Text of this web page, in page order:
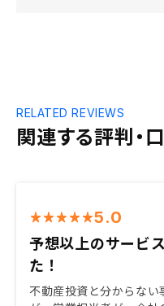
関連する評判・
RELATED REVIEWS
5.0
予想以上のサービ
た！
不動産投資と分からない